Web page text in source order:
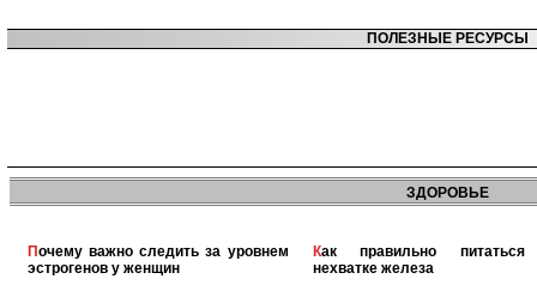
ПОЛЕЗНЫЕ РЕСУРСЫ
ЗДОРОВЬЕ
Почему важно следить за уровнем
эстрогенов у женщин
Как правильно питаться при
нехватке железа